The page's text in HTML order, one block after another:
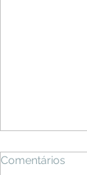
Comentários